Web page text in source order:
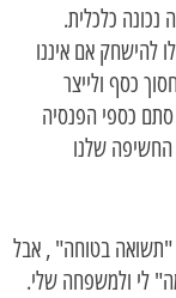
כלכלית.
להישחק אם איננו
כסף ולייצר
כספי הפנסיה
החשיפה שלנו
"תשואה בטוחה" , אבל
לי ולמשפחה שלי.